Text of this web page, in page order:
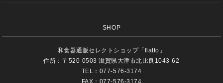
SHOP
和食器通販セレクトショップ「flatto」
住所：〒520-0503 滋賀県大津市北比良1043-62
TEL：077-576-3174
FAX：077-576-3174